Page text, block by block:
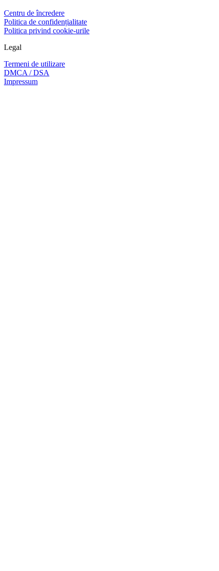
Centru de încredere
Politica de confidențialitate
Politica privind cookie-urile
Legal
Termeni de utilizare
DMCA / DSA
Impressum